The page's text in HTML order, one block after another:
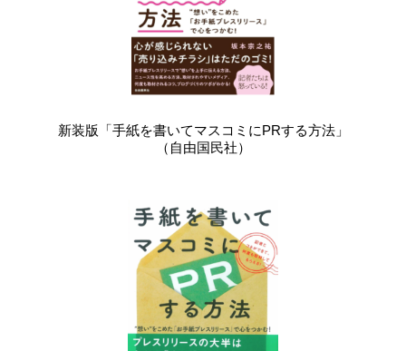
新装版「手紙を書いてマスコミにPRする方法」
（自由国民社）